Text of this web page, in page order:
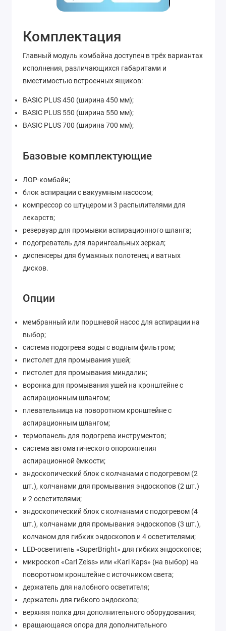
Комплектация
Главный модуль комбайна доступен в трёх вариантах
исполнения, различающихся габаритами и
вместимостью встроенных ящиков:
BASIC PLUS 450 (ширина 450 мм);
BASIC PLUS 550 (ширина 550 мм);
BASIC PLUS 700 (ширина 700 мм);
Базовые комплектующие
ЛОР-комбайн;
блок аспирации с вакуумным насосом;
компрессор со штуцером и 3 распылителями для
лекарств;
резервуар для промывки аспирационного шланга;
подогреватель для ларингеальных зеркал;
диспенсеры для бумажных полотенец и ватных
дисков.
Опции
мембранный или поршневой насос для аспирации на
выбор;
система подогрева воды с водным фильтром;
пистолет для промывания ушей;
пистолет для промывания миндалин;
воронка для промывания ушей на кронштейне с
аспирационным шлангом;
плевательница на поворотном кронштейне с
аспирационным шлангом;
термопанель для подогрева инструментов;
система автоматического опорожнения
аспирационной ёмкости;
эндоскопический блок с колчанами с подогревом (2
шт.), колчанами для промывания эндоскопов (2 шт.)
и 2 осветителями;
эндоскопический блок с колчанами с подогревом (4
шт.), колчанами для промывания эндоскопов (3 шт.),
колчаном для гибких эндоскопов и 4 осветителями;
LED-осветитель «SuperBright» для гибких эндоскопов;
микроскоп «Carl Zeiss» или «Karl Kaps» (на выбор) на
поворотном кронштейне с источником света;
держатель для налобного осветителя;
держатель для гибкого эндоскопа;
верхняя полка для дополнительного оборудования;
вращающаяся опора для дополнительного